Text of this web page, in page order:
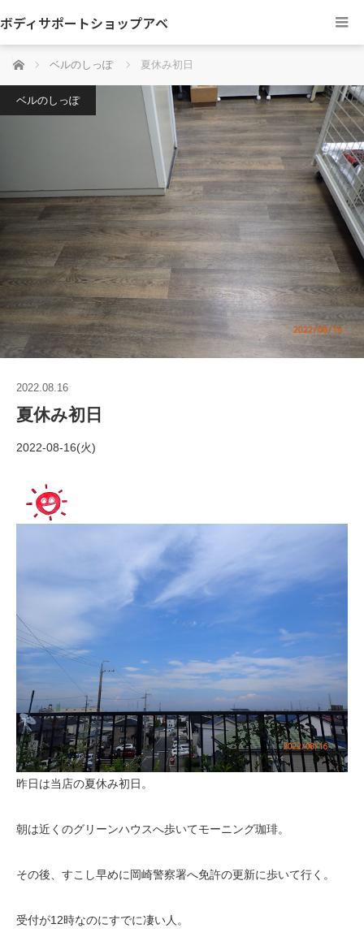
ボディサポートショップアベ
ホーム ベルのしっぽ 夏休み初日
ベルのしっぽ
2022.08.16
夏休み初日
2022-08-16(火)
昨日は当店の夏休み初日。
朝は近くのグリーンハウスへ歩いてモーニング珈琲。
その後、すこし早めに岡崎警察署へ免許の更新に歩いて行く。
受付が12時なのにすでに凄い人。